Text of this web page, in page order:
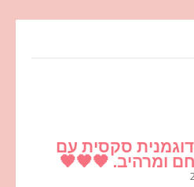
סקסית עם
ומרהיב. 🖤🖤🖤